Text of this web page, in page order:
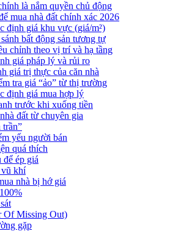
là nắm quyền chủ động
mua nhà đất chính xác 2026
định giá khu vực (giá/m²)
bất động sản tương tự
chỉnh theo vị trí và hạ tầng
giá pháp lý và rủi ro
giá trị thực của căn nhà
tra giá “ảo” từ thị trường
định giá mua hợp lý
trước khi xuống tiền
đất từ chuyên gia
trần”
yếu người bán
quá thích
ép giá
khí
nhà bị hớ giá
Of Missing Out)
gặp